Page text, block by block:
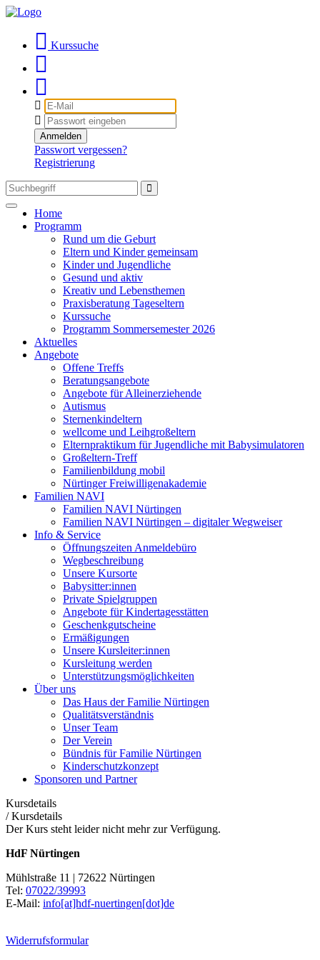
Kurssuche
E-
Mail
Passwort
Anmelden
Passwort vergessen?
Registrierung
Toggle
navigation
Home
Programm
Rund um die Geburt
Eltern und Kinder gemeinsam
Kinder und Jugendliche
Gesund und aktiv
Kreativ und Lebensthemen
Praxisberatung Tageseltern
Kurssuche
Programm Sommersemester 2026
Aktuelles
Angebote
Offene Treffs
Beratungsangebote
Angebote für Alleinerziehende
Autismus
Sternenkindeltern
wellcome und Leihgroßeltern
Elternpraktikum für Jugendliche mit Babysimulatoren
Großeltern-Treff
Familienbildung mobil
Nürtinger Freiwilligenakademie
Familien NAVI
Familien NAVI Nürtingen
Familien NAVI Nürtingen – digitaler Wegweiser
Info & Service
Öffnungszeiten Anmeldebüro
Wegbeschreibung
Unsere Kursorte
Babysitter:innen
Private Spielgruppen
Angebote für Kindertagesstätten
Geschenkgutscheine
Ermäßigungen
Unsere Kursleiter:innen
Kursleitung werden
Unterstützungsmöglichkeiten
Über uns
Das Haus der Familie Nürtingen
Qualitätsverständnis
Unser Team
Der Verein
Bündnis für Familie Nürtingen
Kinderschutzkonzept
Sponsoren und Partner
Kursdetails
/Kursdetails
Der Kurs steht leider nicht mehr zur Verfügung.
HdF Nürtingen
Mühlstraße 11 | 72622 Nürtingen
Tel: 07022/39993
E-Mail: info[at]hdf-nuertingen[dot]de
Widerrufsformular